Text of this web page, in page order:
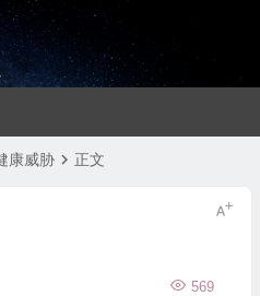
康威胁 正文
569